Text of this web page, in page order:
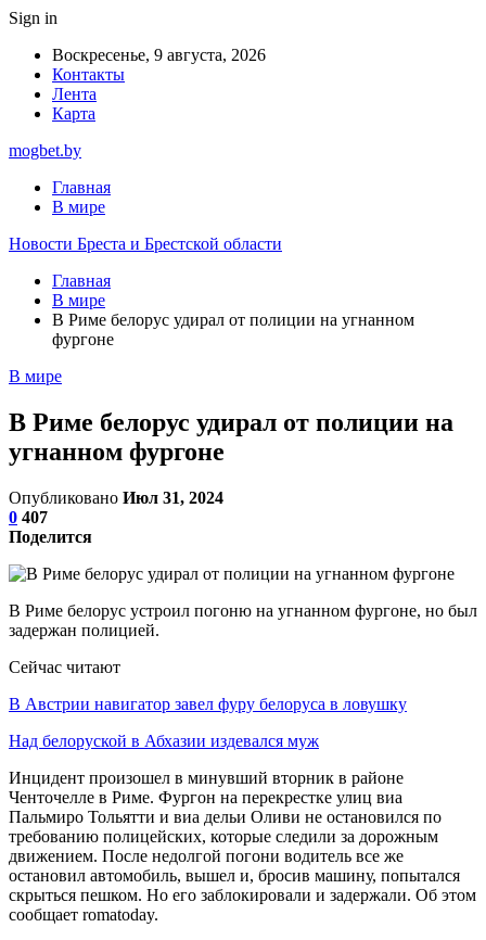
Sign in
Воскресенье, 9 августа, 2026
Контакты
Лента
Карта
mogbet.by
Главная
В мире
Новости Бреста и Брестской области
Главная
В мире
В Риме белорус удирал от полиции на угнанном
фургоне
В мире
В Риме белорус удирал от полиции на
угнанном фургоне
Опубликовано Июл 31, 2024
0 407
Поделится
В Риме белорус устроил погоню на угнанном фургоне, но был
задержан полицией.
Сейчас читают
В Австрии навигатор завел фуру белоруса в ловушку
Над белоруской в Абхазии издевался муж
Инцидент произошел в минувший вторник в районе
Ченточелле в Риме. Фургон на перекрестке улиц виа
Пальмиро Тольятти и виа дельи Оливи не остановился по
требованию полицейских, которые следили за дорожным
движением. После недолгой погони водитель все же
остановил автомобиль, вышел и, бросив машину, попытался
скрыться пешком. Но его заблокировали и задержали. Об этом
сообщает romatoday.